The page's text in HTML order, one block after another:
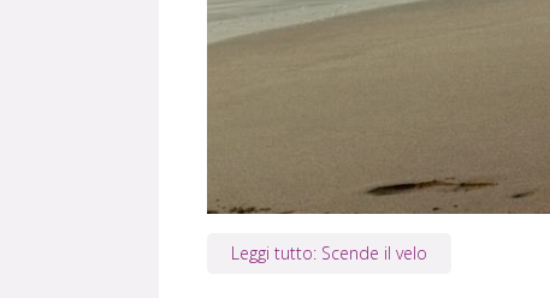
Leggi tutto: Scende il velo